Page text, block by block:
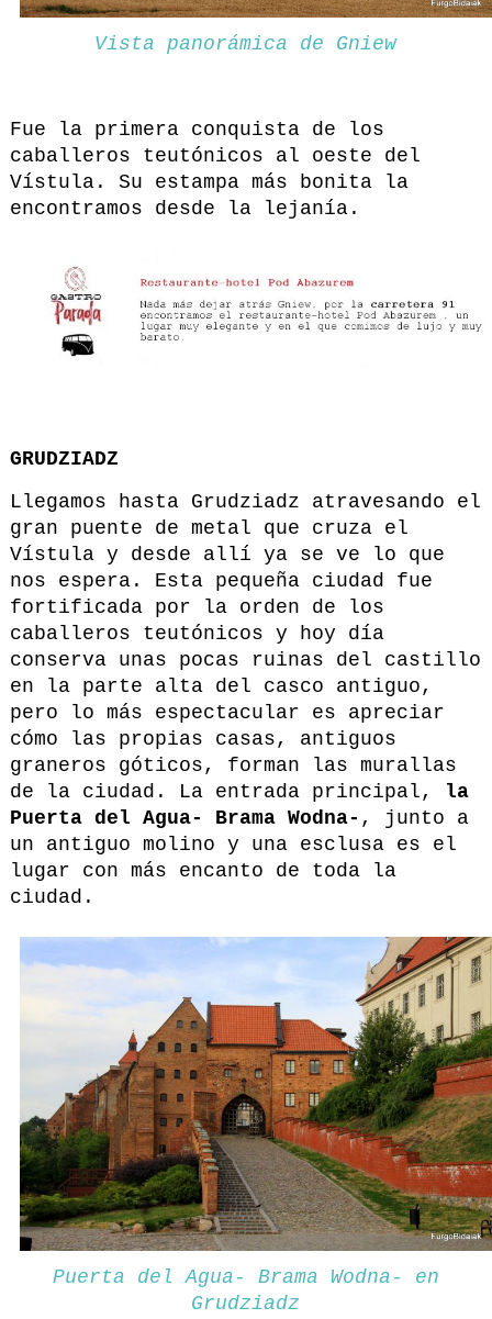
Vista panorámica de Gniew
Fue la primera conquista de los
caballeros teutónicos al oeste del
Vístula. Su estampa más bonita la
encontramos desde la lejanía.
GRUDZIADZ
Llegamos hasta Grudziadz atravesando el
gran puente de metal que cruza el
Vístula y desde allí ya se ve lo que
nos espera. Esta pequeña ciudad fue
fortificada por la orden de los
caballeros teutónicos y hoy día
conserva unas pocas ruinas del castillo
en la parte alta del casco antiguo,
pero lo más espectacular es apreciar
cómo las propias casas, antiguos
graneros góticos, forman las murallas
de la ciudad. La entrada principal,
la
Puerta del Agua- Brama Wodna- , junto a
un antiguo molino y una esclusa es el
lugar con más encanto de toda la
ciudad.
Puerta del Agua- Brama Wodna- en
Grudziadz